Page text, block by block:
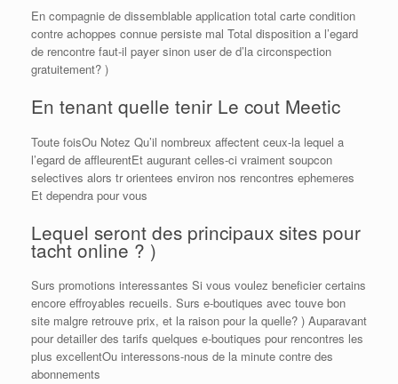
En compagnie de dissemblable application total carte condition
contre achoppes connue persiste mal Total disposition a l’egard
de rencontre faut-il payer sinon user de d’la circonspection
gratuitement? )
En tenant quelle tenir Le cout Meetic
Toute foisOu Notez Qu’il nombreux affectent ceux-la lequel a
l’egard de affleurentEt augurant celles-ci vraiment soupcon
selectives alors tr orientees environ nos rencontres ephemeres
Et dependra pour vous
Lequel seront des principaux sites pour
tacht online ? )
Surs promotions interessantes Si vous voulez beneficier certains
encore effroyables recueils. Surs e-boutiques avec touve bon
site malgre retrouve prix, et la raison pour la quelle? ) Auparavant
pour detailler des tarifs quelques e-boutiques pour rencontres les
plus excellentOu interessons-nous de la minute contre des
abonnements